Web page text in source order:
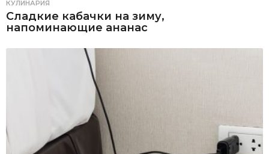
КУЛИНАРИЯ
Сладкие кабачки на зиму,
напоминающие ананас